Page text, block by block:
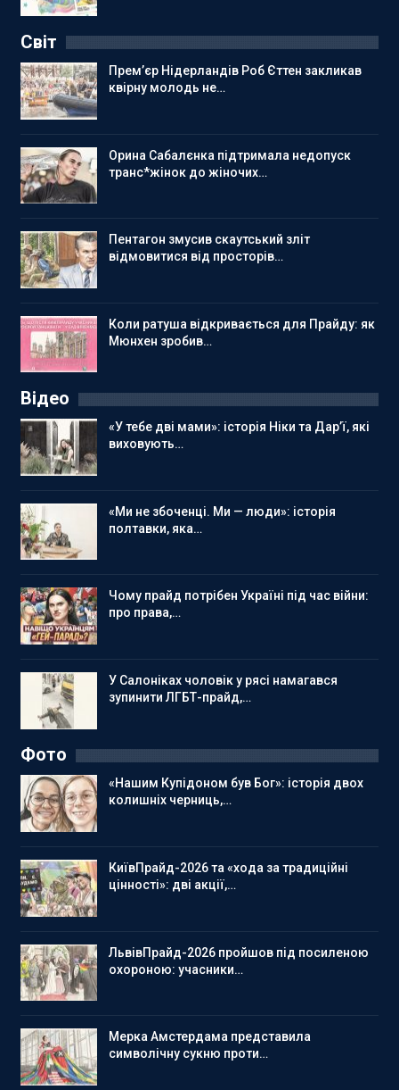
Світ
Прем’єр Нідерландів Роб Єттен закликав
квірну молодь не…
Орина Сабалєнка підтримала недопуск
транс*жінок до жіночих…
Пентагон змусив скаутський зліт
відмовитися від просторів…
Коли ратуша відкривається для Прайду: як
Мюнхен зробив…
Відео
«У тебе дві мами»: історія Ніки та Дар’ї, які
виховують…
«Ми не збоченці. Ми — люди»: історія
полтавки, яка…
Чому прайд потрібен Україні під час війни:
про права,…
У Салоніках чоловік у рясі намагався
зупинити ЛГБТ-прайд,…
Фото
«Нашим Купідоном був Бог»: історія двох
колишніх черниць,…
КиївПрайд-2026 та «хода за традиційні
цінності»: дві акції,…
ЛьвівПрайд-2026 пройшов під посиленою
охороною: учасники…
Мерка Амстердама представила
символічну сукню проти…